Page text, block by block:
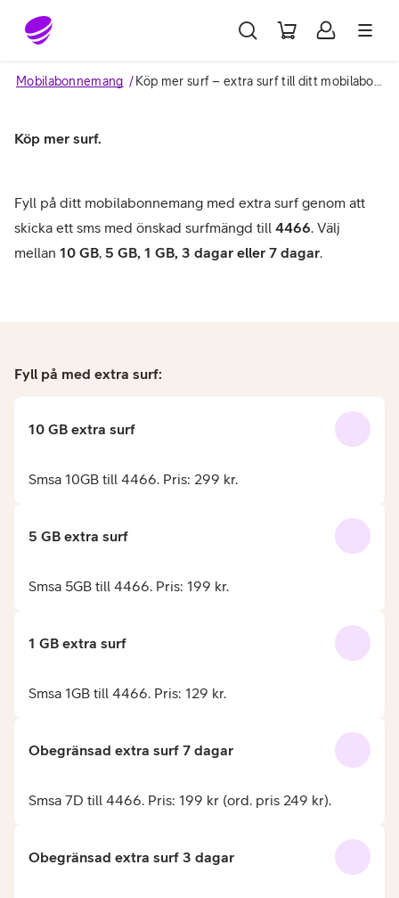
Gå till sidans innehåll
Mobilabonnemang
Köp mer surf.
Fyll på ditt mobilabonnemang med extra surf genom att
skicka ett sms med önskad surfmängd till 4466. Välj
mellan 10 GB, 5 GB, 1 GB, 3 dagar eller 7 dagar.
Fyll på med extra surf:
10 GB extra surf
Smsa 10GB till 4466. Pris: 299 kr.
5 GB extra surf
Smsa 5GB till 4466. Pris: 199 kr.
1 GB extra surf
Smsa 1GB till 4466. Pris: 129 kr.
Obegränsad extra surf 7 dagar
Smsa 7D till 4466. Pris: 199 kr (ord. pris 249 kr).
Obegränsad extra surf 3 dagar